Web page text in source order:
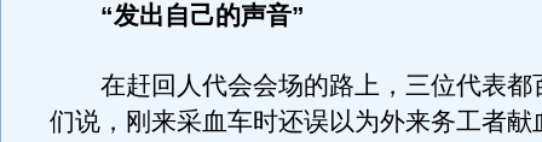
“发出自己的声音”
在赶回人代会会场的路上，三位代表都
们说，刚来采血车时还误以为外来务工者献